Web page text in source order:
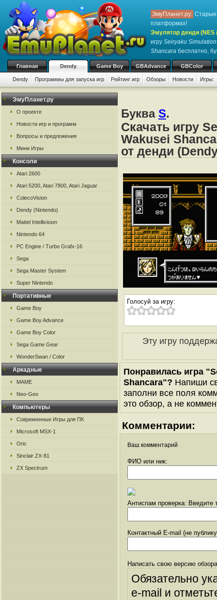
ЭмуПланет.ру: Старые
платформах!
Эмулятор денди (NES
игру Seiryaku
Shancara бесплатно,
Главная Dendy Game Boy GBAdvance GBColor
Dendy Программы для запуска игр Рейтинг игр Обзоры Новости Игры:
ЭмуПланет.ру
О проекте
Новости игр и программ
Вопросы и предложения
Мини Игры
Консоли
Atari 2600
Atari 5200, Atari 7800, Atari Jaguar
ColecoVision
Dendy (Nintendo)
Mattel Intellivision
Nintendo 64
PC Engine / Turbo Grafx-16
Sega
Sega Master System
Super Nintendo
Портативные
Game Boy
Game Boy Advance
Game Boy Color
Sega Game Gear
WonderSwan / Color
Аркадные
MAME
Neo-Geo
Компьютеры
Современные Игры для ПК
Microsoft MSX-1
Oric
Sinclair ZX-81
ZX Spectrum
Буква S.
Скачать игру
Wakusei
от денди
Голосуй за игру:
Эту игру
Понравилась игра
Shancara"? Напиши
заполни все поля
это обзор, а не
Комментарии:
Ваш комментарий
ФИО или ник:
Антиспам проверка: Введите
Контактный E-mail (не
Написать свою версию
Обязательно
e-mail и